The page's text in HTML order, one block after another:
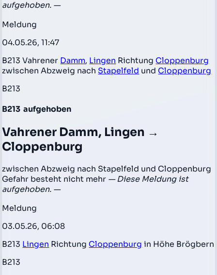
aufgehoben. —
Meldung
04.05.26, 11:47
B213 Vahrener Damm, Lingen Richtung Cloppenburg
zwischen Abzweig nach Stapelfeld und Cloppenburg
B213
B213 aufgehoben
Vahrener Damm, Lingen →
Cloppenburg
zwischen Abzweig nach Stapelfeld und Cloppenburg
Gefahr besteht nicht mehr — Diese Meldung ist
aufgehoben. —
Meldung
03.05.26, 06:08
B213 Lingen Richtung Cloppenburg in Höhe Brögbern
B213